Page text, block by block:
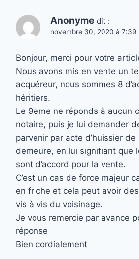
Anonyme dit :
novembre 30, 2020 à 7:39
Bonjour, merci pour votre
Nous avons mis en vente un
acquéreur, nous sommes 8
héritiers.
Le 9eme ne réponds à aucun
notaire, puis je lui demander
parvenir par acte d’huissier
demeure, en lui signifiant que
sont d’accord pour la vente.
C’est un cas de force majeur
en friche et cela peut avoir
vis à vis du voisinage.
Je vous remercie par avance
réponse
Bien cordialement